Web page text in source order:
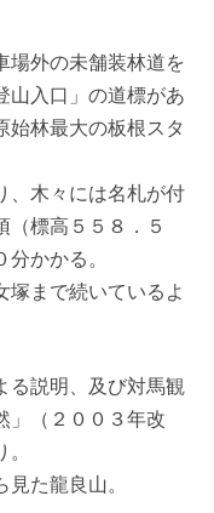
場外の未舗装林道を
山入口」の道標があ
始林最大の板根スタ
、木々には名札が付
（標高５５８．５
かかる。
塚まで続いているよ
る説明、及び対馬観
」（２００３年改
た龍良山。